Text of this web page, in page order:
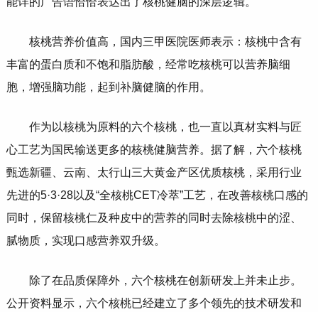
核桃营养价值高，国内三甲医院医师表示：核桃中含有
丰富的蛋白质和不饱和脂肪酸，经常吃核桃可以营养脑细
胞，增强脑功能，起到补脑健脑的作用。
作为以核桃为原料的六个核桃，也一直以真材实料与匠
心工艺为国民输送更多的核桃健脑营养。据了解，六个核桃
甄选新疆、云南、太行山三大黄金产区优质核桃，采用行业
先进的5·3·28以及“全核桃CET冷萃”工艺，在改善核桃口感的
同时，保留核桃仁及种皮中的营养的同时去除核桃中的涩、
腻物质，实现口感营养双升级。
除了在品质保障外，六个核桃在创新研发上并未止步。
公开资料显示，六个核桃已经建立了多个领先的技术研发和